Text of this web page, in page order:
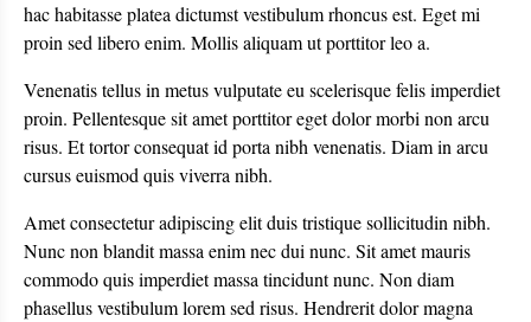
hac habitasse platea dictumst vestibulum rhoncus est. Eget mi
proin sed libero enim. Mollis aliquam ut porttitor leo a.
Venenatis tellus in metus vulputate eu scelerisque felis imperdiet
proin. Pellentesque sit amet porttitor eget dolor morbi non arcu
risus. Et tortor consequat id porta nibh venenatis. Diam in arcu
cursus euismod quis viverra nibh.
Amet consectetur adipiscing elit duis tristique sollicitudin nibh.
Nunc non blandit massa enim nec dui nunc. Sit amet mauris
commodo quis imperdiet massa tincidunt nunc. Non diam
phasellus vestibulum lorem sed risus. Hendrerit dolor magna